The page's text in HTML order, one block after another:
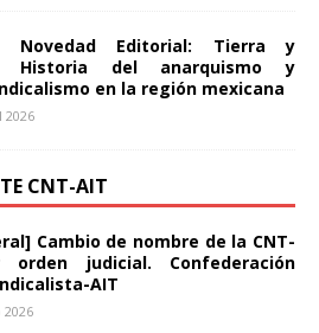
Novedad Editorial: Tierra y
Historia del anarquismo y
en la región mexicana
2026
CNT-AIT
Cambio de nombre de la CNT-
judicial. Confederación
AIT